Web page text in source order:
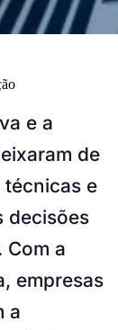
e a
de
técnicas e
decisões
Com a
empresas
a